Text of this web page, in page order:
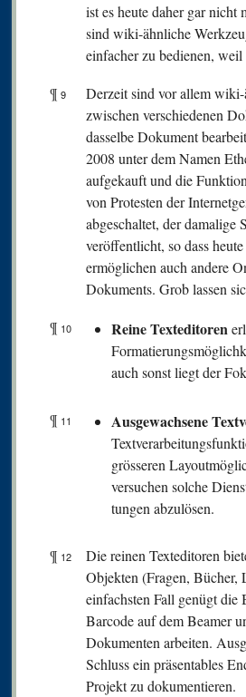
ist es heute daher gar
sind wiki-ähnliche
einfacher zu bedienen,
¶9
Derzeit sind vor allem
zwischen verschiedenen
dasselbe Dokument
2008 unter dem Namen
aufgekauft und die
von Protesten der
abgeschaltet, der damalige
veröffentlicht, so dass
ermöglichen auch andere
Dokuments. Grob lassen
¶ 10 Reine Texteditoren
auch sonst liegt der
¶ 11 Ausgewachsene
grösseren
versuchen solche
tungen abzulösen.
¶ 12
Die reinen Texteditoren
Objekten (Fragen, Bücher,
einfachsten Fall genügt
Barcode auf dem Beamer
Dokumenten arbeiten.
Schluss ein präsentables
Projekt zu dokumentieren.